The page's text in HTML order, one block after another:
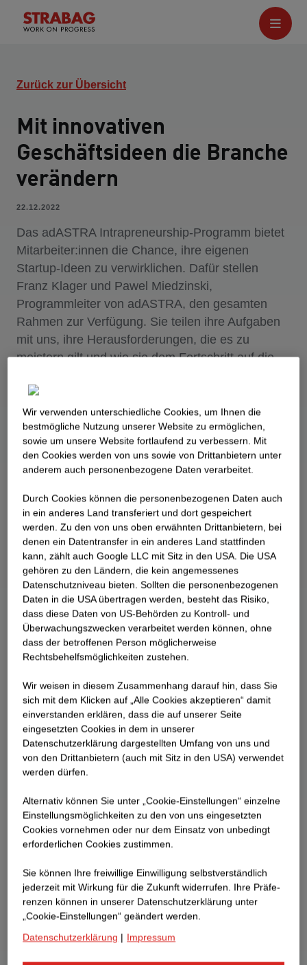
Zurück zur Übersicht
Mit innovativen
Geschäftsideen die Branche
verändern
22.12.2022
Das adASTRA Intrapreneurship-Programm bietet
Mitarbeiter:innen die Chance, ihre eigenen
Startup-Ideen zu verwirklichen. Dafür stellen
Franz Klager und Pawel Miedzinski,
Programmleiter von adASTRA, den gesamten
Rahmen zur Verfügung. Sie teilen ihre Aufgaben
mit uns, ihre Herausforderungen, die es zu
meistern gilt und wie sie dem Fortschritt auf die
Wir verwenden unterschiedliche Cookies, um Ihnen die
best­mögliche Nutzung unserer Website zu ermöglichen,
sowie um unsere Website fortlaufend zu verbessern. Mit
den Cookies werden von uns sowie von Drittanbietern unter
anderem auch personenbezogene Daten verarbeitet.
Durch Cookies können die personenbezogenen Daten auch
in ein anderes Land transferiert und dort gespeichert
werden. Zu den von uns oben erwähnten Drittanbietern, bei
denen ein Datentransfer in ein anderes Land stattfinden
kann, zählt auch Google LLC mit Sitz in den USA. Die USA
gehören zu den Ländern, die kein angemessenes
Datenschutzniveau bieten. Sollten die personenbezogenen
Daten in die USA übertragen werden, besteht das Risiko,
dass diese Daten von US-Behörden zu Kontroll- und
Überwachungszwecken verarbeitet werden können, ohne
dass der betroffenen Person möglicherweise
Rechtsbehelfsmöglichkeiten zustehen.
Wir weisen in diesem Zusammenhang darauf hin, dass Sie
sich mit dem Klicken auf „Alle Cookies akzeptieren“ damit
ein­ver­standen erklären, dass die auf unserer Seite
eingesetzten Cookies in dem in unserer
Datenschutzerklärung dargestellten Umfang von uns und
von den Drittanbietern (auch mit Sitz in den USA) verwendet
werden dürfen.
Alternativ können Sie unter „Cookie-Einstellungen“ einzelne
Einstellungsmöglichkeiten zu den von uns eingesetzten
Cookies vornehmen oder nur dem Einsatz von unbedingt
erforderlichen Cookies zustimmen.
Sie können Ihre freiwillige Einwilligung selbstverständlich
jederzeit mit Wirkung für die Zukunft widerrufen. Ihre Prä­fe­
renzen können in unserer Datenschutzerklärung unter
„Cookie-Einstellungen“ geändert werden.
Datenschutzerklärung | Impressum